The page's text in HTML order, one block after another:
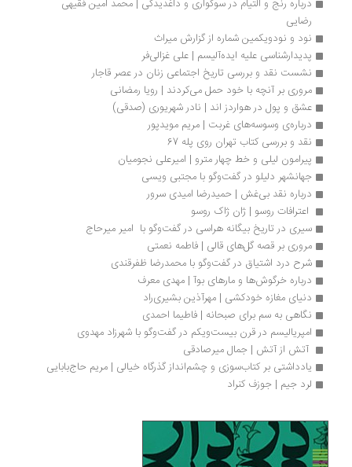
درباره رنج و التیام در سوگواری و داغدیدگی | محمد امین فقیهی
نود و نودویکمین شماره از گزارش میراث
پدیدارشناسی علیه ایده‌آلیسم | علی غزالی‌فر
نشست نقد و بررسی تاریخ اجتماعی زنان در عصر قاجار
مروری بر آنچه با خود حمل می‌کردند | رویا رمضانی
عشق و پول در هواردز اند | نادر شهریوری (صدقی)
درباره‌ی وسوسه‌های غربت | مریم مویدپور
نقد و بررسی کتاب تهران روی پله 67
پیرامون لیلی و خط چهار مترو | امیرعلی نجومیان
جهانشهر دلیلو در گفت‌وگو با مجتبی ویسی
درباره نقد بی‌غش | حمیدرضا امیدی سرور
اعترافات روسو | ژان ژاک روسو
سیری در تاریخ بیگانه هراسی در گفت‌وگو با  امیر میرحاج
مروری بر قصه گل‌های قالی | فاطمه نعمتی
شرح درد اشتیاق در گفت‌وگو با محمدرضا ظفرقندی
درباره خرگوش‌ها و مارهای بوآ | مهدی معرف
دنیای مغازه خودکشی | مهرآذین بشیری‌راد
نگاهی به سم برای صبحانه | فاطیما احمدی
امپریالیسم در قرن بیست‌ویکم در گفت‌وگو با شهرزاد مهدوی
آتش از آتش | جمال میرصادقی
یادداشتی بر کتاب‎سوزی و چشم‎انداز گذرگاه خیالی | مریم حاج‎بابایی
لرد جیم | جوزف کنراد